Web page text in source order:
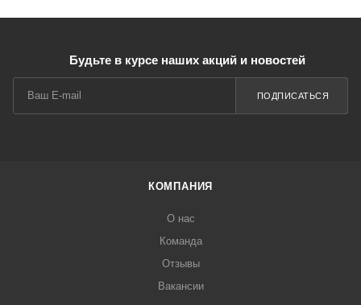
Будьте в курсе наших акций и новостей
ПОДПИСАТЬСЯ
КОМПАНИЯ
О нас
Команда
Отзывы
Вакансии